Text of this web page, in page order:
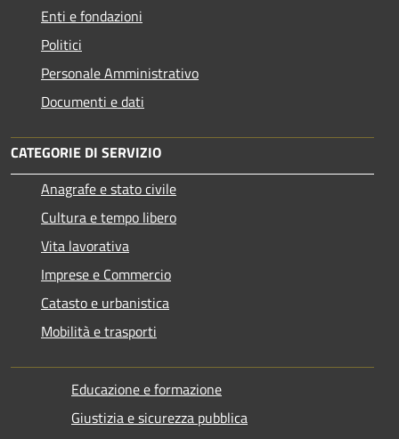
Enti e fondazioni
Politici
Personale Amministrativo
Documenti e dati
CATEGORIE DI SERVIZIO
Anagrafe e stato civile
Cultura e tempo libero
Vita lavorativa
Imprese e Commercio
Catasto e urbanistica
Mobilità e trasporti
Educazione e formazione
Giustizia e sicurezza pubblica